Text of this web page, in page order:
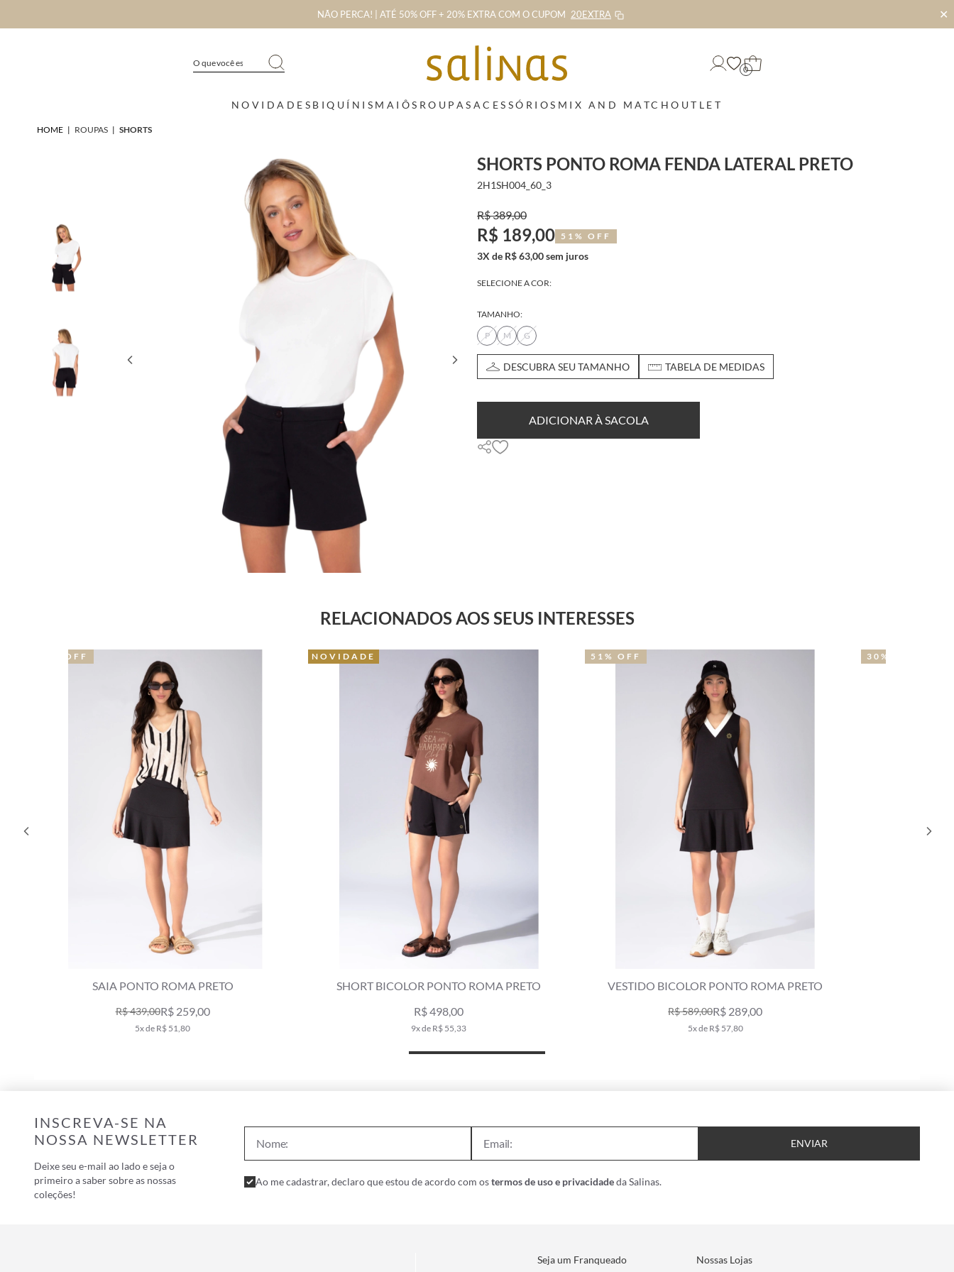
NÃO PERCA! | ATÉ 50% OFF + 20% EXTRA COM O CUPOM 20EXTRA ✕
0
NOVIDADES BIQUÍNIS MAIÔS ROUPAS ACESSÓRIOS MIX AND MATCHOUTLET
HOME | ROUPAS | SHORTS
SHORTS PONTO ROMA FENDA LATERAL PRETO
2H1SH004_60_3
R$ 389,00
R$ 189,00 51% OFF
3X de R$ 63,00 sem juros
SELECIONE A COR:
TAMANHO:
P
M G
DESCUBRA SEU TAMANHO TABELA DE MEDIDAS
ADICIONAR À SACOLA
RELACIONADOS AOS SEUS INTERESSES
SHORT BICOLOR PONTO ROMA PRETO
R$ 498,00
9x de R$ 55,33
NOVIDADE
VESTIDO BICOLOR PONTO ROMA PRETO
R$ 589,00
5x de R$ 57,80
51% OFF
CALÇA PONTO ROMA OFF WHITE
R$ 798,00R$ 559,00
10x de R$ 55,90
30% OFF
INSCREVA-SE NA
NOSSA NEWSLETTER
Deixe seu e-mail ao lado e seja o
primeiro a saber sobre as nossas
coleções!
ENVIAR
Ao me cadastrar, declaro que estou de acordo com ostermos de uso e privacidadeda Salinas.
Seja um Franqueado Nossas Lojas